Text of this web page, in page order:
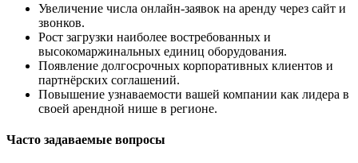
Увеличение числа онлайн-заявок на аренду через сайт и
звонков.
Рост загрузки наиболее востребованных и
высокомаржинальных единиц оборудования.
Появление долгосрочных корпоративных клиентов и
партнёрских соглашений.
Повышение узнаваемости вашей компании как лидера в
своей арендной нише в регионе.
Часто задаваемые вопросы